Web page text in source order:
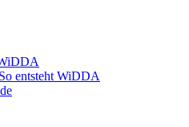
entsteht WiDDA